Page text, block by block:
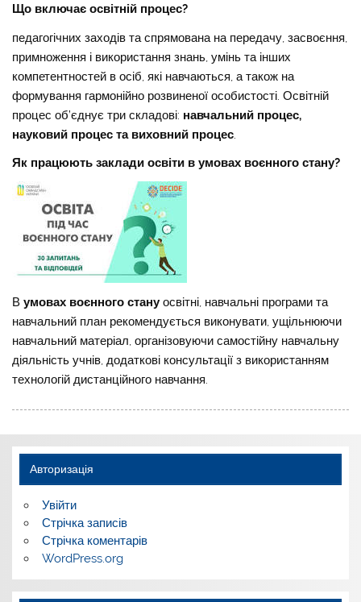
Що включає освітній процес?
педагогічних заходів та спрямована на передачу, засвоєння,
примноження і використання знань, умінь та інших
компетентностей в осіб, які навчаються, а також на
формування гармонійно розвиненої особистості. Освітній
процес об’єднує три складові: навчальний процес,
науковий процес та виховний процес
Як працюють заклади освіти в умовах воєнного стану?
Вумовах воєнного стану освітні, навчальні програми та
навчальний план рекомендується виконувати, ущільнюючи
навчальний матеріал, організовуючи самостійну навчальну
діяльність учнів, додаткові консультації з використанням
технологій дистанційного навчання.
Авторизація
Увійти
Стрічка записів
Стрічка коментарів
WordPress.org